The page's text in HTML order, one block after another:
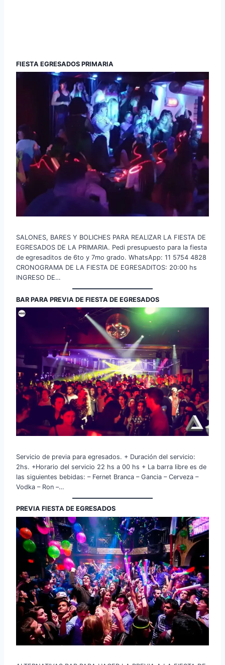
FIESTA EGRESADOS PRIMARIA
SALONES, BARES Y BOLICHES PARA REALIZAR LA FIESTA DE
EGRESADOS DE LA PRIMARIA. Pedi presupuesto para la fiesta
de egresaditos de 6to y 7mo grado. WhatsApp: 11 5754 4828
CRONOGRAMA DE LA FIESTA DE EGRESADITOS: 20:00 hs
INGRESO DE…
BAR PARA PREVIA DE FIESTA DE EGRESADOS
Servicio de previa para egresados. + Duración del servicio:
2hs. +Horario del servicio 22 hs a 00 hs + La barra libre es de
las siguientes bebidas: – Fernet Branca – Gancia – Cerveza –
Vodka – Ron –…
PREVIA FIESTA DE EGRESADOS